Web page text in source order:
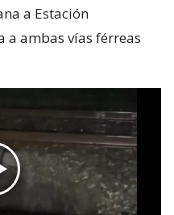
a Estación
a ambas vías férreas